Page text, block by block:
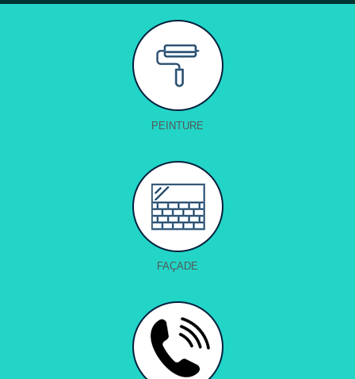
PEINTURE
FAÇADE